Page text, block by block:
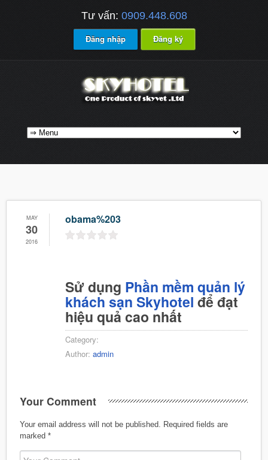
Tư vấn: 0909.448.608
Đăng nhập Đăng ký
MAY
30
2016
obama%203
Sử dụng Phần mềm quản lý
khách sạn Skyhotel để đạt
hiệu quả cao nhất
Category:
Author: admin
Your Comment
Your email address will not be published.
Required fields are
marked *